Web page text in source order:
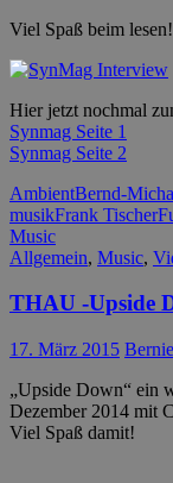
Viel Spaß beim lesen!
Hier jetzt nochmal
Synmag Seite 1
Synmag Seite 2
AmbientBernd-
musikFrank Tischer
Music
Allgemein, Music,
THAU -Upside
17. März 2015 Bernie
„Upside Down“ ein
Dezember 2014 mit
Viel Spaß damit!